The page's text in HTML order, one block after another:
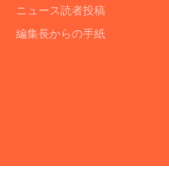
ニュース読者投稿
編集長からの手紙